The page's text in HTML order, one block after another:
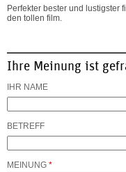
Perfekter bester und lustigster
den tollen film.
Ihre Meinung ist
IHR NAME
BETREFF
MEINUNG *